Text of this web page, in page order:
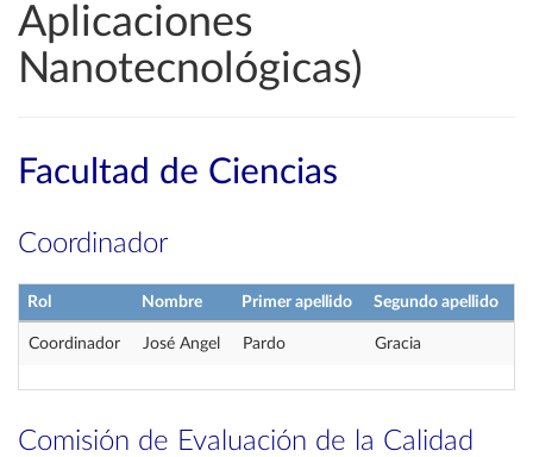
Aplicaciones
Nanotecnológicas)
Facultad de Ciencias
Coordinador
Rol Nombre Primer apellido Segundo apellido
Coordinador José Angel Pardo Gracia
Comisión de Evaluación de la Calidad